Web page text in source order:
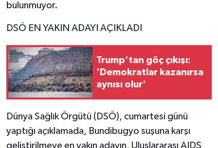
bulunmuyor.
DSÖ EN YAKIN ADAYI AÇIKLADI
Trump'tan göç çıkışı:
'Demokratlar kazanırsa
aynısı olur'
Dünya Sağlık Örgütü (DSÖ), cumartesi günü
yaptığı açıklamada, Bundibugyo suşuna karşı
geliştirilmeye en yakın adayın, Uluslararası AIDS